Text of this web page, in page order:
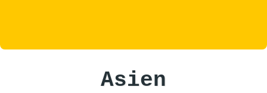
Asien